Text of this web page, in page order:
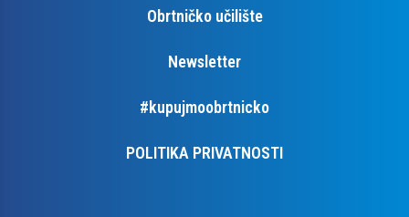
Obrtničko učilište
Newsletter
#kupujmoobrtnicko
POLITIKA PRIVATNOSTI